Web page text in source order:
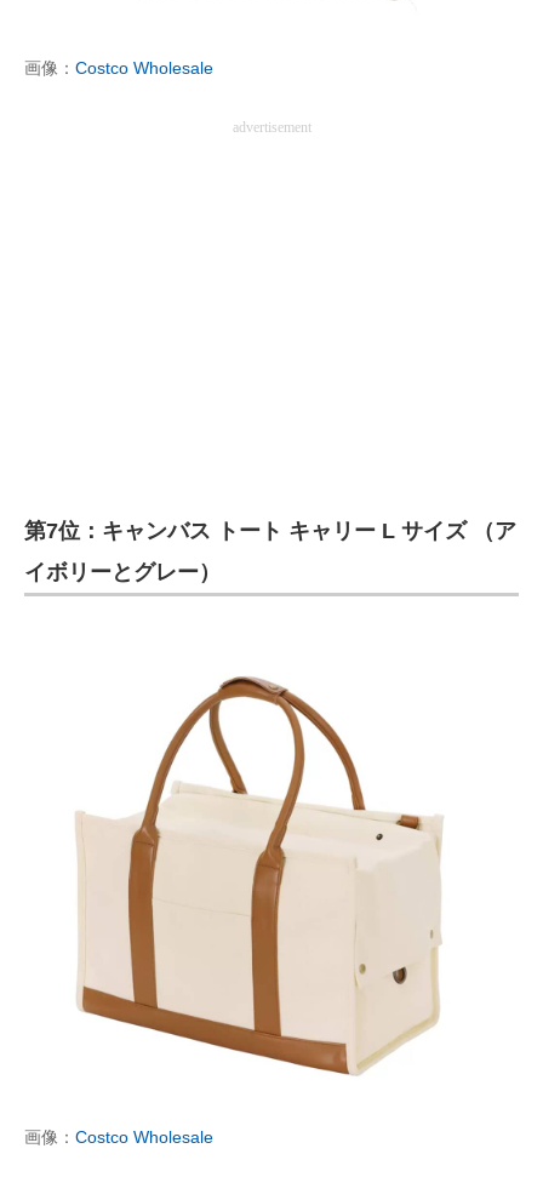
画像： Costco Wholesale
advertisement
第7位：キャンバス トート キャリー L サイズ （ア
イボリーとグレー）
画像： Costco Wholesale